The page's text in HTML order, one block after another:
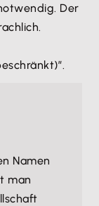
Der
Namen
man